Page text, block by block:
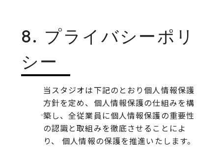
8. プライバシーポリ
シー
当スタジオは下記のとおり個人情報保護
方針を定め、個人情報保護の仕組みを構
築し、全従業員に個人情報保護の重要性
の認識と取組みを徹底させることによ
り、 個人情報の保護を推進いたします。